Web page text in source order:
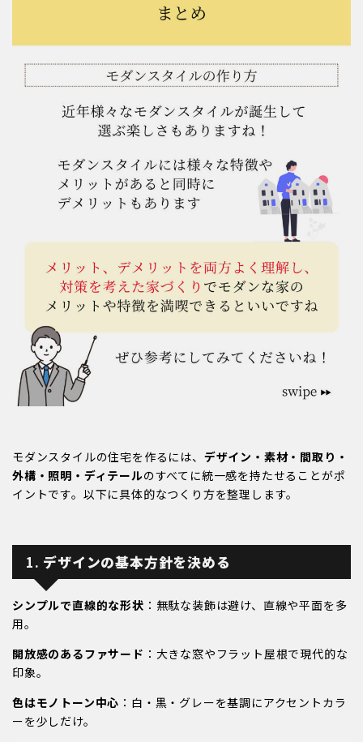
モダンスタイルの住宅を作るには、 デザイン・素材・間取り・
外構・照明・ディテールのすべてに統一感を持たせることがポ
イントです。以下に具体的なつくり方を整理します。
1. デザインの基本方針を決める
シンプルで直線的な形状 ：無駄な装飾は避け、直線や平面を多
用。
開放感のあるファサード ：大きな窓やフラット屋根で現代的な
印象。
色はモノトーン中心 ：白・黒・グレーを基調にアクセントカラ
ーを少しだけ。